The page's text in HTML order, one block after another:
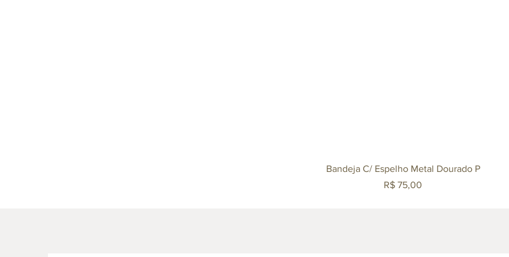
Visualização rápida
Bandeja C/ Espelho Metal Dourado P
Preço
R$ 75,00